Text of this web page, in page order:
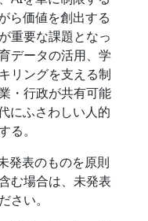
ら価値を創出する
重要な課題となっ
データの活用、学
リングを支える制
・行政が共有可能
にふさわしい人的
る。
発表のものを原則
む場合は、未発表
さい。